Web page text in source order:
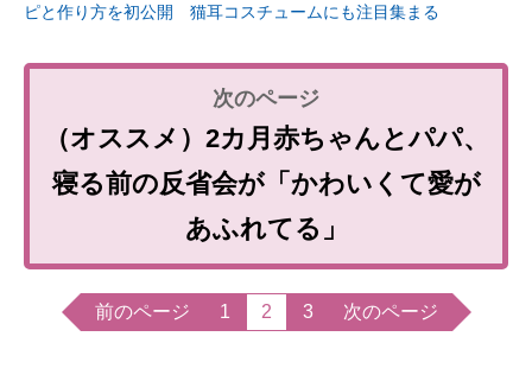
ピと作り方を初公開 猫耳コスチュームにも注目集まる
（オススメ）2カ月赤ちゃんとパパ、
寝る前の反省会が「かわいくて愛が
あふれてる」
前のページ 1 2 3 次のページ